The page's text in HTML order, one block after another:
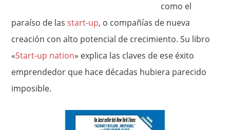
como el
paraíso de lasstart-up, o compañías de nueva
creación con alto potencial de crecimiento. Su libro
«Start-up nation» explica las claves de ese éxito
emprendedor que hace décadas hubiera parecido
imposible.